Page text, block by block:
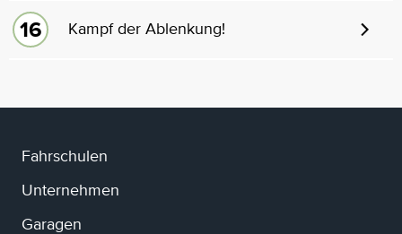
Kampf der Ablenkung!
Fahrschulen
Unternehmen
Garagen